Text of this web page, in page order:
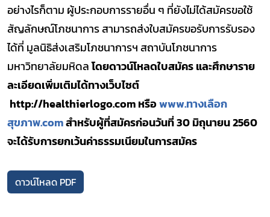
อย่างไรก็ตาม ผู้ประกอบการรายอื่น ๆ ที่ยังไม่ได้สมัครขอใช้
สัญลักษณ์โภชนาการ สามารถส่งใบสมัครขอรับการรับรอง
ได้ที่ มูลนิธิส่งเสริมโภชนาการฯ สถาบันโภชนาการ
มหาวิทยาลัยมหิดลโดยดาวน์โหลดใบสมัคร และศึกษาราย
ละเอียดเพิ่มเติมได้ทางเว็บไซต์
http://healthierlogo.com หรือwww.ทางเลือก
สุขภาพ.comสำหรับผู้ที่สมัครก่อนวันที่ 30 มิถุนายน 2560
จะได้รับการยกเว้นค่าธรรมเนียมในการสมัคร
ดาวน์โหลด PDF